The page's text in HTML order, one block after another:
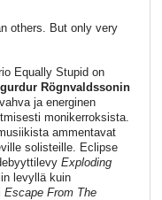
others. But only very
Equally Stupid on
Rögnvaldssonin
ja energinen
monikerroksista.
ammentavat
solisteille. Eclipse
Exploding
levyllä kuin
Escape From The